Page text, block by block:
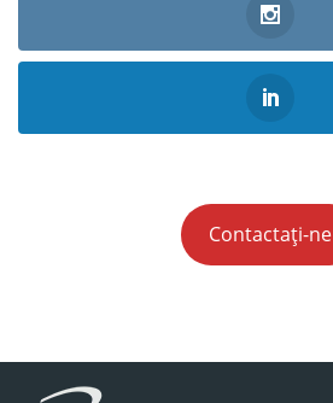
Contactați-ne